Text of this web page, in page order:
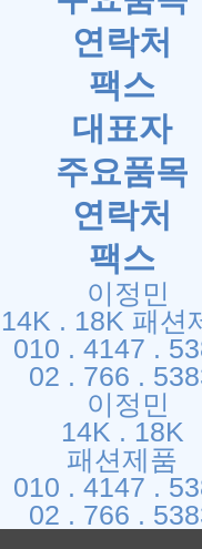
연락처
팩스
대표자
주요품목
연락처
팩스
이정민
14K . 18K 패션
010 . 4147 .
02 . 766 .
이정민
14K . 18K
패션제품
010 . 4147 .
02 . 766 .